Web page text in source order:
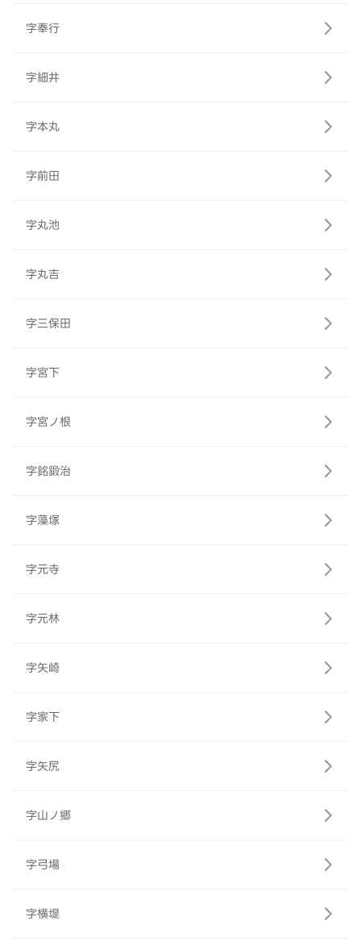
字奉行
字細井
字本丸
字前田
字丸池
字丸吉
字三保田
字宮下
字宮ノ根
字銘鍛治
字藻塚
字元寺
字元林
字矢崎
字家下
字矢尻
字山ノ郷
字弓場
字横堤